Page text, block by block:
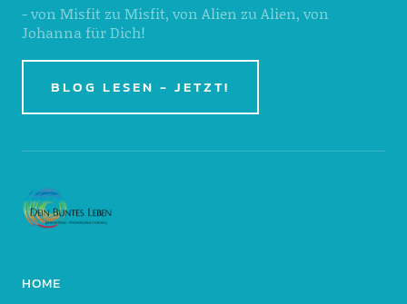
- von Misfit zu Misfit, von Alien zu Alien, von
Johanna für Dich!
BLOG LESEN - JETZT!
HOME